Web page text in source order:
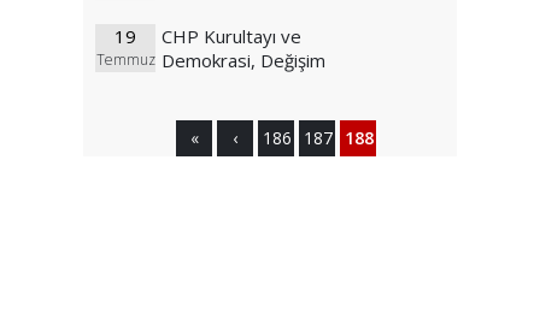
19
Temmuz
CHP Kurultayı ve
Demokrasi, Değişim
« ‹ 186 187 188